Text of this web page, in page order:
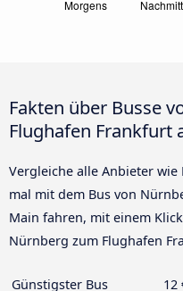
Fakten über Busse
Flughafen Frankfurt
Vergleiche alle Anbieter wie
mal mit dem Bus von
Main fahren, mit einem
Nürnberg zum Flughafen
Günstigster Bus
12